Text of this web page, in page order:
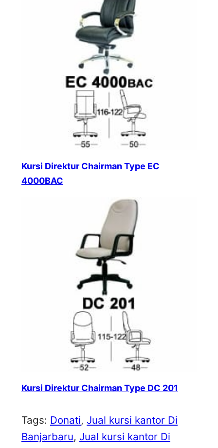
Kursi Direktur Chairman Type EC
4000BAC
Kursi Direktur Chairman Type DC 201
Tags: Donati, Jual kursi kantor Di
Banjarbaru, Jual kursi kantor Di